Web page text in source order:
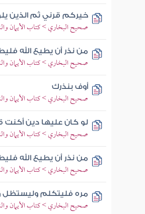
خيركم قرني ثم الذين
صحيح البخاري > كتاب الأيمان
من نذر أن يطيع الله
صحيح البخاري > كتاب الأيمان
أوف بنذرك
صحيح البخاري > كتاب الأيمان
لو كان عليها دين
صحيح البخاري > كتاب الأيمان
من نذر أن يطيع الله
صحيح البخاري > كتاب الأيمان
مره فليتكلم وليستظل
صحيح البخاري > كتاب الأيمان